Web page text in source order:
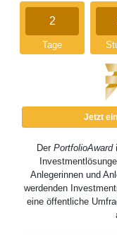
2
Tage
Jetzt
Der PortfolioAward
Anlegerinnen und
werdenden
eine öffentliche